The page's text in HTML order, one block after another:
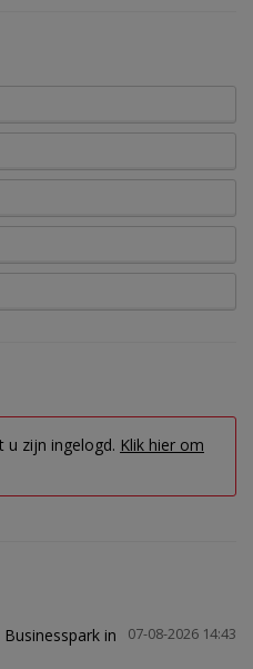
u zijn ingelogd. Klik hier om
07-08-2026 14:43
in